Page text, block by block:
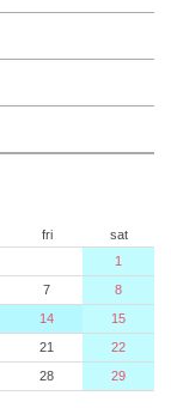
fri
sat
1
7
8
14
15
21
22
28
29